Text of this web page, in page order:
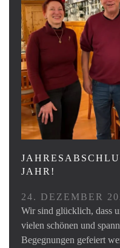
JAHR!
24. DEZEMBER
Wir sind glücklich, dass
vielen schönen und
Begegnungen gefeiert